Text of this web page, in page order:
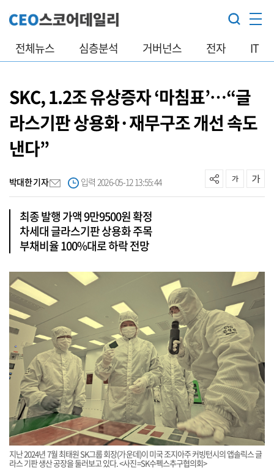
전체뉴스 심층분석 거버넌스 전자 IT
SKC, 1.2조 유상증자 ‘마침표’…“글
라스기판 상용화·재무구조 개선 속도
낸다”
박대한 기자 입력 2026-05-12 13:55:44
최종 발행 가액 9만9500원 확정
차세대 글라스기판 상용화 주목
부채비율 100%대로 하락 전망
지난 2024년 7월 최태원 SK그룹 회장(가운데)이 미국 조지아주 커빙턴시의 앱솔릭스 글
라스 기판 생산 공장을 둘러보고 있다. <사진=SK수펙스추구협의회>